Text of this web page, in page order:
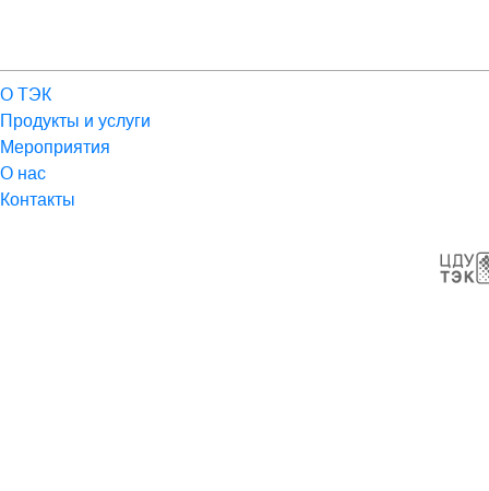
О ТЭК
Продукты и услуги
Мероприятия
О нас
Контакты